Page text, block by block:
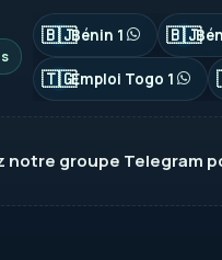
🇧🇯Bénin 1 🇧🇯
🇹🇬Emploi Togo 1
notre groupe Telegram